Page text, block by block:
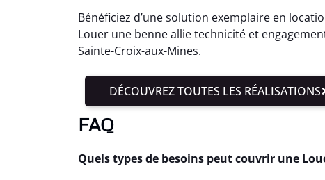
Bénéficiez d’une solution exemplaire en
Louer une benne allie technicité et
Sainte-Croix-aux-Mines.
DÉCOUVREZ TOUTES LES RÉALISATIONS
FAQ
Quels types de besoins peut couvrir une